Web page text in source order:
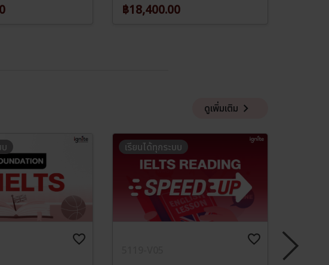
฿18,400.00
ดูเพิ่มเติม keyboard_arrow_right
favorite_border favorite_border
เรียนได้ทุกระบบ
5833-